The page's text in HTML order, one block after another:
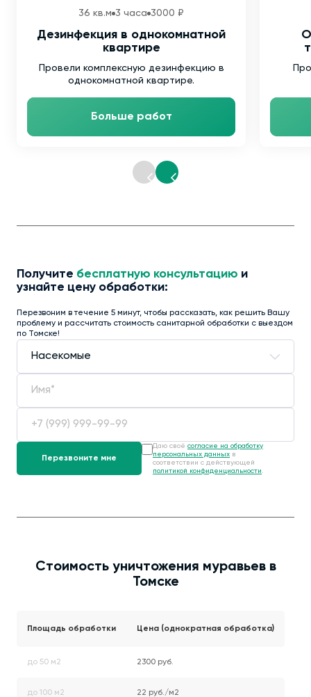
36 кв.м 3 часа 3000 ₽
Дезинфекция в однокомнатной
квартире
Провели комплексную дезинфекцию в
однокомнатной квартире.
Больше работ
Получите бесплатную консультацию и
узнайте цену обработки:
Перезвоним в течение 5 минут, чтобы рассказать, как решить Вашу
проблему и рассчитать стоимость санитарной обработки с выездом
по Томске!
Даю своё согласие на обработку
персональных данных в
соответствии с действующей
политикой конфиденциальности .
Стоимость уничтожения муравьев в
Томске
Площадь обработки Цена (однократная обработка)
до 50 м2 2300 руб.
до 100 м2 22 руб./м2